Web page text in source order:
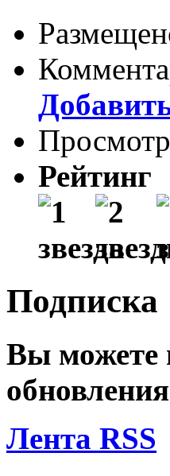
Рейтинг
Подписка
Вы можете
Лента RSS